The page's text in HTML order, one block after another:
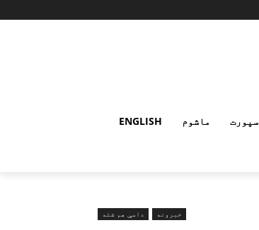
سپورت ماشوم ENGLISH
خبرونه داسې هم شته